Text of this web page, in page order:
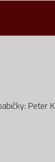
Peter